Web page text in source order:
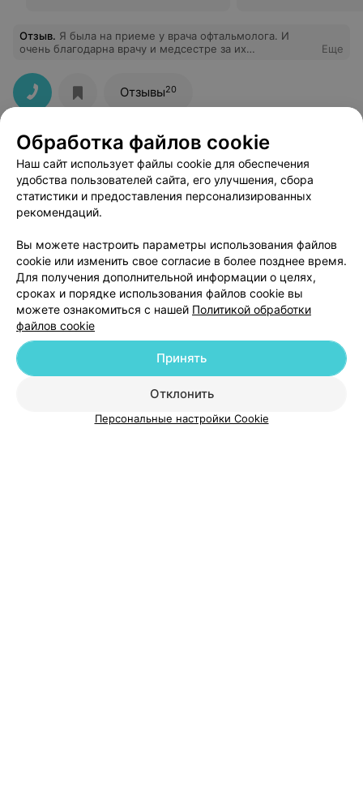
Отзыв. Я была на приеме у врача офтальмолога. И
очень благодарна врачу и медсестре за их
им большое за их труд.
Еще
Отзывы20
Добавить компанию
Обработка файлов cookie
Наш сайт использует файлы cookie для обеспечения
удобства пользователей сайта, его улучшения, сбора
статистики и предоставления персонализированных
рекомендаций.
Вы можете настроить параметры использования файлов
cookie или изменить свое согласие в более позднее время.
Для получения дополнительной информации о целях,
сроках и порядке использования файлов cookie вы
можете ознакомиться с нашей Политикой обработки
файлов cookie
Отклонить
Принять
Персональные настройки Cookie